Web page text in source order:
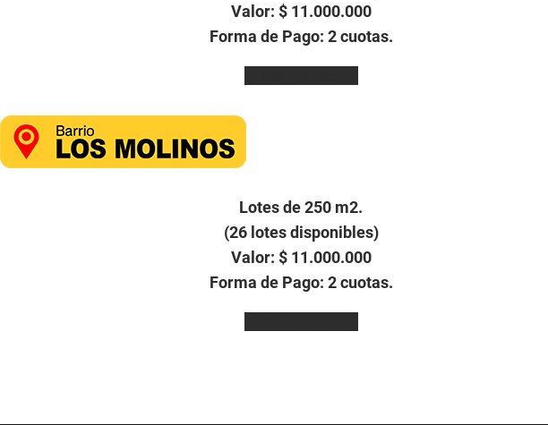
Valor: $ 11.000.000
Forma de Pago: 2 cuotas.
Lotes de 250 m2.
(26 lotes disponibles)
Valor: $ 11.000.000
Forma de Pago: 2 cuotas.